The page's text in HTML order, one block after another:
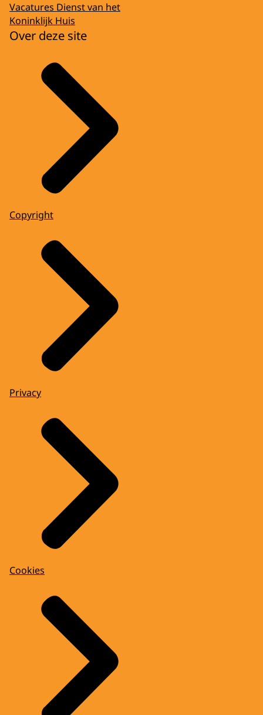
Vacatures Dienst van het
Koninklijk Huis
Over deze site
Copyright
Privacy
Cookies